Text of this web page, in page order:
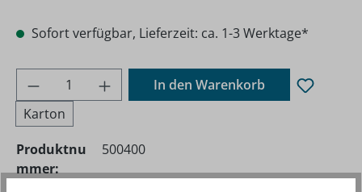
Sofort verfügbar, Lieferzeit: ca. 1-3 Werktage*
Produkt Anzahl: Gib den gewünschten
Karton
In den Warenkorb
Produktnu
mmer:
500400